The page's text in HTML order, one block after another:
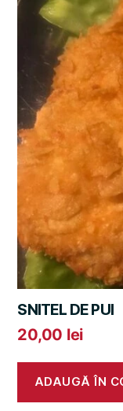
SNITEL DE PUI
20,00 lei
ADAUGĂ ÎN